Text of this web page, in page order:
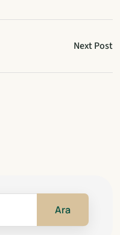
Next Post
Ara